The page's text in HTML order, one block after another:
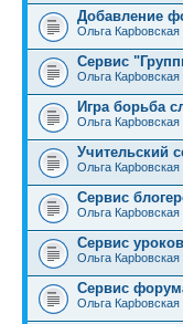
Добавление
Ольга Карbовская
Сервис
Ольга Карbовская
Игра борьба
Ольга Карbовская
Учительский
Ольга Карbовская
Сервис
Ольга Карbовская
Сервис
Ольга Карbовская
Сервис
Ольга Карbовская